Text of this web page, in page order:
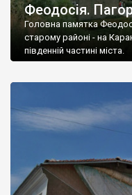
Феодосія.
Головна памятка
старому районі - на
південній частині міста.